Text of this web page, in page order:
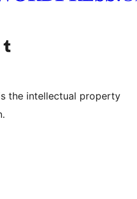
हमारे Tumblr खाते पर जाएँ
the intellectual property